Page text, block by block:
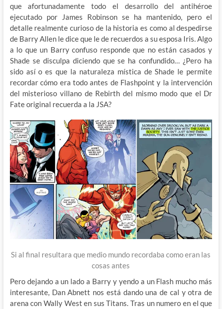
que afortunadamente todo el desarrollo del antihéroe
ejecutado por James Robinson se ha mantenido, pero el
detalle realmente curioso de la historia es como al despedirse
de Barry Allen le dice que le de recuerdos a su esposa Iris. Algo
a lo que un Barry confuso responde que no están casados y
Shade se disculpa diciendo que se ha confundido… ¿Pero ha
sido así o es que la naturaleza mística de Shade le permite
recordar cómo era todo antes de Flashpoint y la intervención
del misterioso villano de Rebirth del mismo modo que el Dr
Fate original recuerda a la JSA?
Si al final resultara que medio mundo recordaba como eran las
cosas antes
Pero dejando a un lado a Barry y yendo a un Flash mucho más
interesante, Dan Abnett nos está dando una de cal y otra de
arena con Wally West en sus Titans. Tras un numero en el que